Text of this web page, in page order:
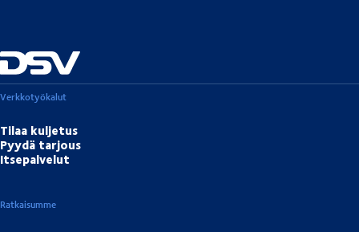
Verkkotyökalut
Tilaa kuljetus
Pyydä tarjous
Itsepalvelut
Ratkaisumme